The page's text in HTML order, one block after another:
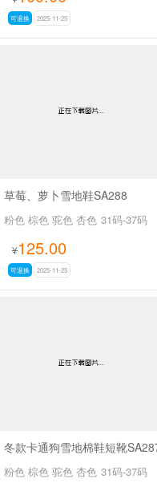
可退换 2025-11-25
草莓、萝卜雪地鞋SA288
粉色 棕色 驼色 杏色 31码-37码
¥125.00
可退换 2025-11-25
冬款卡通狗雪地棉鞋短靴
粉色 棕色 驼色 杏色 31码-37码